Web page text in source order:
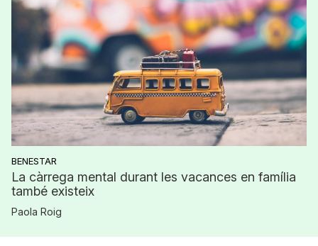
BENESTAR
La càrrega mental durant les vacances en família
també existeix
Paola Roig